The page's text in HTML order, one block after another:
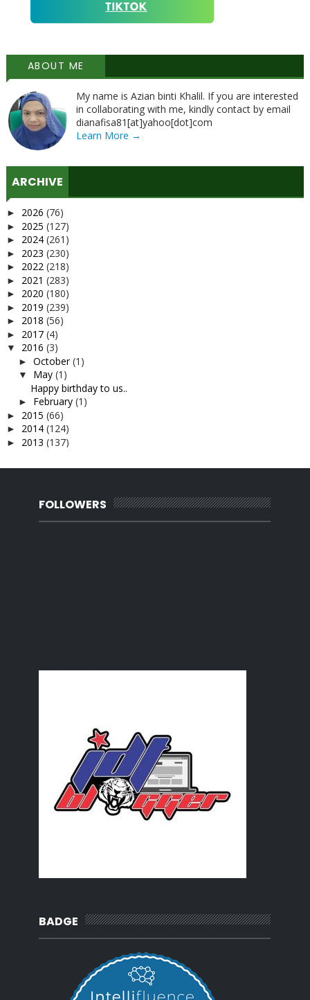
ABOUT ME
My name is Azian binti Khalil. If you are interested
in collaborating with me, kindly contact by email
dianafisa81[at]yahoo[dot]com
Learn More →
ARCHIVE
► 2026 (76)
► 2025 (127)
► 2024 (261)
► 2023 (230)
► 2022 (218)
► 2021 (283)
► 2020 (180)
► 2019 (239)
► 2018 (56)
► 2017 (4)
▼ 2016 (3)
► October(1)
▼ May (1)
Happy birthday to us..
► February (1)
► 2015 (66)
► 2014 (124)
► 2013 (137)
►2011(54)
FOLLOWERS
BADGE